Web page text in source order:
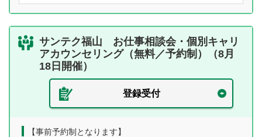
サンテク福山 お仕事相談会・個別キャリ
アカウンセリング（無料／予約制）（8月
18日開催）
登録受付
【事前予約制となります】